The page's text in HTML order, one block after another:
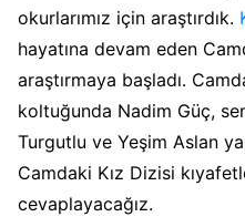
okurlarımız için araştırdık.
hayatına devam eden
araştırmaya başladı.
koltuğunda Nadim Güç,
Turgutlu ve Yeşim Aslan
Camdaki Kız Dizisi
cevaplayacağız.